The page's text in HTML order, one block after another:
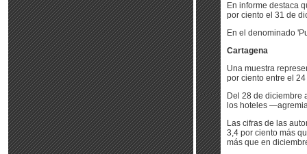
En informe destaca
por ciento el 31 de
En el denominado
Cartagena
Una muestra
por ciento entre el
Del 28 de diciembre
los hoteles
Las cifras de las
3,4 por ciento más
más que en